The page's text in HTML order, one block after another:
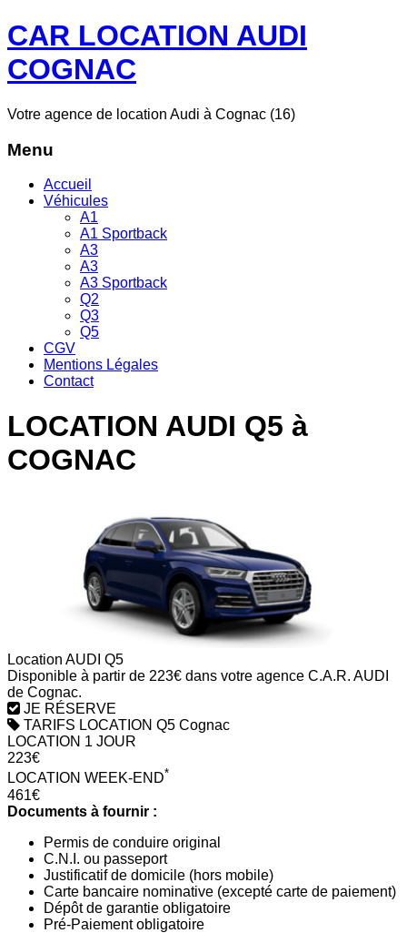
CAR LOCATION AUDI
COGNAC
Votre agence de location Audi à Cognac (16)
Menu
Accueil
Véhicules
A1
A1 Sportback
A3
A3
A3 Sportback
Q2
Q3
Q5
CGV
Mentions Légales
Contact
LOCATION AUDI Q5 à
COGNAC
Location AUDI Q5
Disponible à partir de 223€ dans votre agence C.A.R. AUDI
de Cognac.
JE RÉSERVE
TARIFS LOCATION Q5 Cognac
LOCATION 1 JOUR
223€
LOCATION WEEK-END*
461€
Documents à fournir :
Permis de conduire original
C.N.I. ou passeport
Justificatif de domicile (hors mobile)
Carte bancaire nominative (excepté carte de paiement)
Dépôt de garantie obligatoire
Pré-Paiement obligatoire